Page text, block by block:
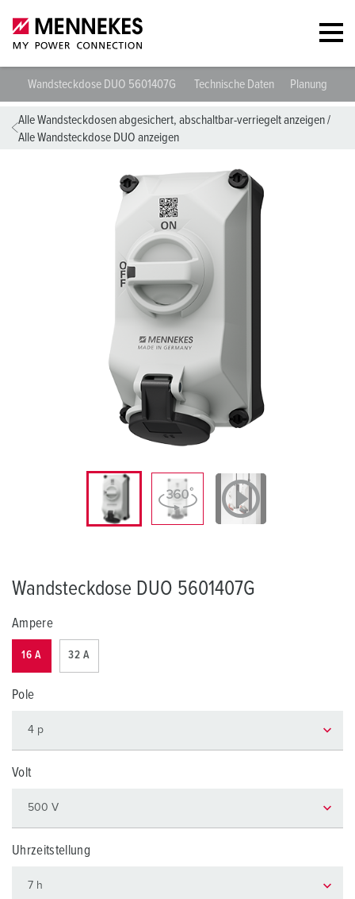
Wandsteckdose DUO 5601407G Technische Daten
Alle Wandsteckdosen abgesichert, abschaltbar-verriegelt anzeigen/
Alle Wandsteckdose DUO anzeigen
Wandsteckdose DUO 5601407G
Ampere
16 A 32 A
Pole
Volt
Uhrzeitstellung